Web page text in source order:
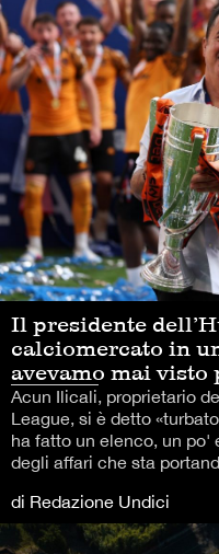
Il presidente
calciomercato in
avevamo mai visto
Acun Ilicali, proprietario
League, si è detto
ha fatto un elenco, un po'
degli affari che sta
di Redazione Undici